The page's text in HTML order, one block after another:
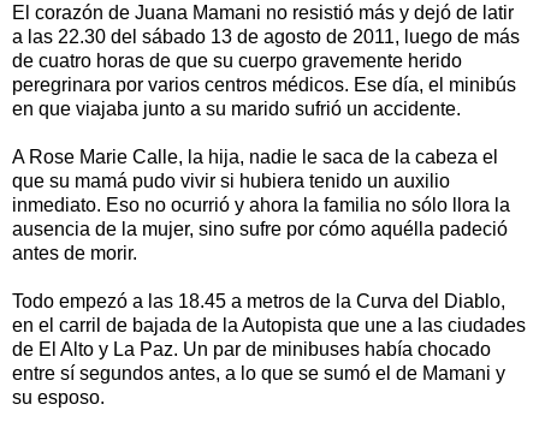
El corazón de Juana Mamani no resistió más y dejó de latir
a las 22.30 del sábado 13 de agosto de 2011, luego de más
de cuatro horas de que su cuerpo gravemente herido
peregrinara por varios centros médicos. Ese día, el minibús
en que viajaba junto a su marido sufrió un accidente.
A Rose Marie Calle, la hija, nadie le saca de la cabeza el
que su mamá pudo vivir si hubiera tenido un auxilio
inmediato. Eso no ocurrió y ahora la familia no sólo llora la
ausencia de la mujer, sino sufre por cómo aquélla padeció
antes de morir.
Todo empezó a las 18.45 a metros de la Curva del Diablo,
en el carril de bajada de la Autopista que une a las ciudades
de El Alto y La Paz. Un par de minibuses había chocado
entre sí segundos antes, a lo que se sumó el de Mamani y
su esposo.